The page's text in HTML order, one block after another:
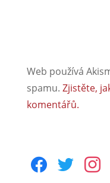
Web používá
spamu. Zjistěte,
komentářů.
facebooktwitter